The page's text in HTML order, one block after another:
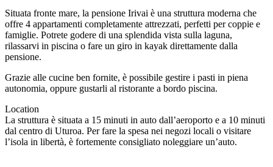
Situata fronte mare, la pensione Irivai è una struttura moderna che
offre 4 appartamenti completamente attrezzati, perfetti per coppie e
famiglie. Potrete godere di una splendida vista sulla laguna,
rilassarvi in piscina o fare un giro in kayak direttamente dalla
pensione.
Grazie alle cucine ben fornite, è possibile gestire i pasti in piena
autonomia, oppure gustarli al ristorante a bordo piscina.
Location
La struttura è situata a 15 minuti in auto dall’aeroporto e a 10 minuti
dal centro di Uturoa. Per fare la spesa nei negozi locali o visitare
l’isola in libertà, è fortemente consigliato noleggiare un’auto.